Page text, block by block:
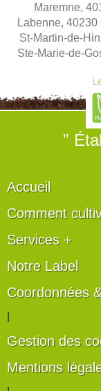
Maremne,
Labenne,
St-Martin-de-
Ste-Marie-de-
"
Accueil
Comment
Services +
Notre Label
Coordonnées
Gestion des
Mentions